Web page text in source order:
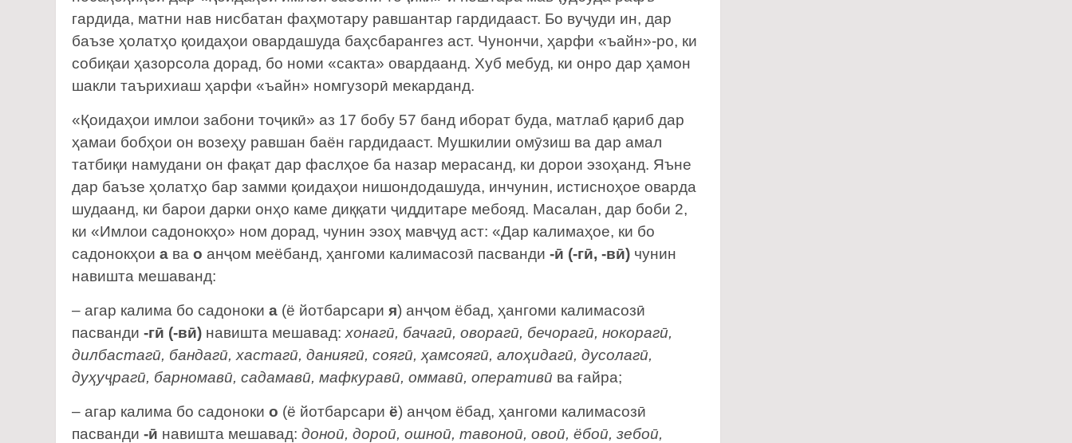
гардида, матни нав нисбатан фаҳмотару равшантар гардидааст. Бо вуҷуди ин, дар
баъзе ҳолатҳо қоидаҳои овардашуда баҳсбарангез аст. Чунончи, ҳарфи «ъайн»-ро, ки
собиқаи ҳазорсола дорад, бо номи «сакта» овардаанд. Хуб мебуд, ки онро дар ҳамон
шакли таърихиаш ҳарфи «ъайн» номгузорӣ мекарданд.
«Қоидаҳои имлои забони тоҷикӣ» аз 17 бобу 57 банд иборат буда, матлаб қариб дар
ҳамаи бобҳои он возеҳу равшан баён гардидааст. Мушкилии омӯзиш ва дар амал
татбиқи намудани он фақат дар фаслҳое ба назар мерасанд, ки дорои эзоҳанд. Яъне
дар баъзе ҳолатҳо бар замми қоидаҳои нишондодашуда, инчунин, истисноҳое оварда
шудаанд, ки барои дарки онҳо каме диққати ҷиддитаре мебояд. Масалан, дар боби 2,
ки «Имлои садонокҳо» ном дорад, чунин эзоҳ мавҷуд аст: «Дар калимаҳое, ки бо
садонокҳои а ва о анҷом меёбанд, ҳангоми калимасозӣ пасванди -ӣ (-гӣ, -вӣ) чунин
навишта мешаванд:
– агар калима бо садоноки а (ё йотбарсари я) анҷом ёбад, ҳангоми калимасозӣ
пасванди -гӣ (-вӣ) навишта мешавад: хонагӣ, бачагӣ, оворагӣ, бечорагӣ, нокорагӣ,
дилбастагӣ, бандагӣ, хастагӣ, даниягӣ, соягӣ, ҳамсоягӣ, алоҳидагӣ, дусолагӣ,
дуҳуҷрагӣ, барномавӣ, садамавӣ, мафкуравӣ, оммавӣ, оперативӣ ва ғайра;
– агар калима бо садоноки о (ё йотбарсари ё) анҷом ёбад, ҳангоми калимасозӣ
пасванди -ӣ навишта мешавад: доноӣ, дороӣ, ошноӣ, тавоноӣ, овоӣ, ёбоӣ, зебоӣ,